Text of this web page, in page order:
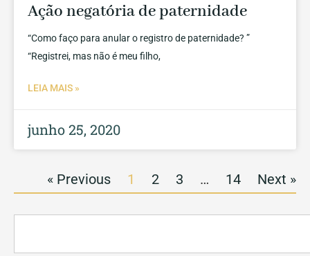
Ação negatória de paternidade
“Como faço para anular o registro de paternidade? ”
“Registrei, mas não é meu filho,
LEIA MAIS »
junho 25, 2020
« Previous 1 2 3 … 14 Next »